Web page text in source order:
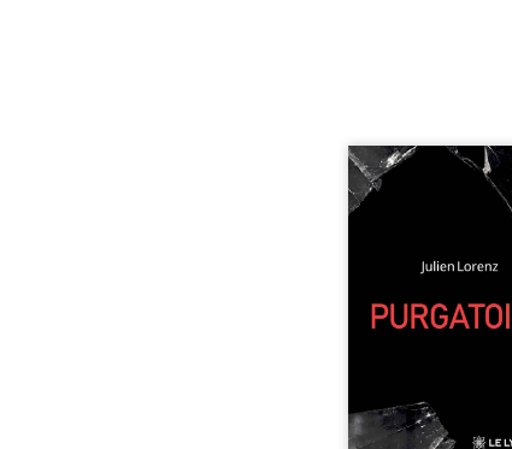
Vingt années
blessures,
pensées se
ce recueil
intime. Entre
autobiographiques,
philosophiques,
ouvre une
une rencontre
le chemin